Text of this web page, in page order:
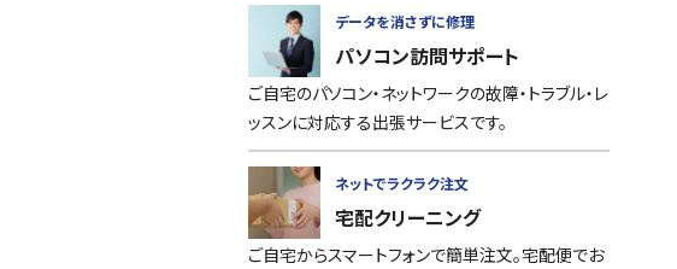
ご自宅のパソコン・ネットワークの故障・トラブル・レ
ッスンに対応する出張サービスです。
データを消さずに修理
パソコン訪問サポート
ご自宅からスマートフォンで簡単注文。宅配便でお
ネットでラクラク注文
宅配クリーニング